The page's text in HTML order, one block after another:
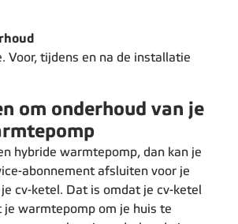
Voor, tijdens en na de installatie
om onderhoud van je
hybride warmtepomp, dan kan je
abonnement afsluiten voor je
cv-ketel. Dat is omdat je cv-ketel
warmtepomp om je huis te